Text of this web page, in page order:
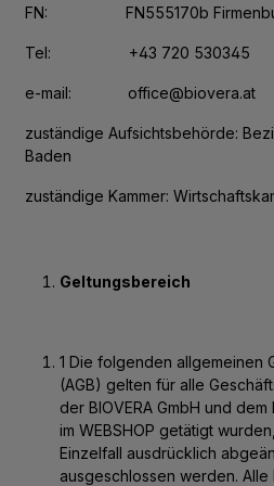
FN: FN555170b
Tel: +43 720 530345
e-mail: office@biovera.at
zuständige Aufsichtsbehörde:
Baden
zuständige Kammer:
Geltungsbereich
1 Die folgenden allgemeinen
(AGB) gelten für alle
der BIOVERA GmbH und
im WEBSHOP getätigt
Einzelfall ausdrücklich
ausgeschlossen werden.